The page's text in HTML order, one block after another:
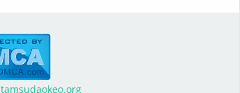
tamsudaokeo.org